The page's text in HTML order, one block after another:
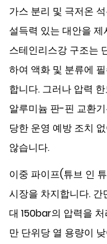
가스 분리 및 극저온
설득력 있는 대안을
스테인리스강 구조는
하여 액화 및 분류에
합니다. 그러나 압력
알루미늄 판-핀 교환
당한 운영 예방 조치
않습니다.
이중 파이프(튜브 인
시장을 차지합니다.
대 150bar의 압력을
만 단위당 열 용량이